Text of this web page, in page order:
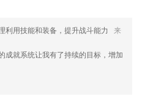
数学，2265结合实际拓展思维；
利用技能和装备，提升战斗能力 来
成就系统让我有了持续的目标，增加